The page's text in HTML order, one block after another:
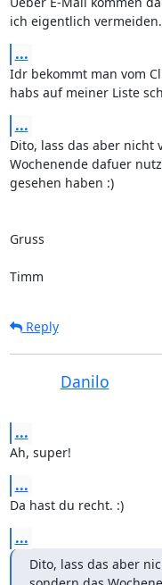
ich eigentlich vermeiden.
...
Idr bekommt man vom
habs auf meiner Liste
...
Dito, lass das aber nicht
Wochenende dafuer
gesehen haben :)
Gruss
Timm
Reply
Danilo
...
Ah, super!
...
Da hast du recht. :)
...
Dito, lass das aber